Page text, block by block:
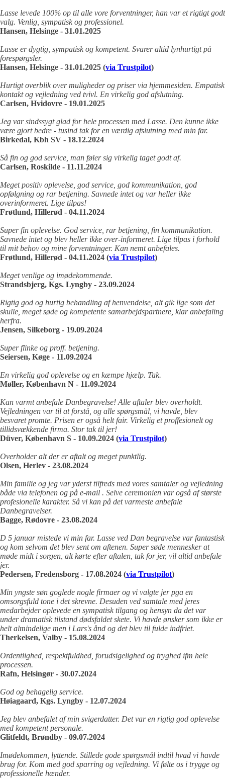
Lasse levede 100% op til alle vore forventninger, han var et rigtigt godt
valg. Venlig, sympatisk og professionel.
Hansen, Helsinge - 31.01.2025
Lasse er dygtig, sympatisk og kompetent. Svarer altid lynhurtigt på
forespørgsler.
Hansen, Helsinge - 31.01.2025 (via Trustpilot)
Hurtigt overblik over muligheder og priser via hjemmesiden. Empatisk
kontakt og vejledning ved tvivl. En virkelig god afslutning.
Carlsen, Hvidovre - 19.01.2025
Jeg var sindssygt glad for hele processen med Lasse. Den kunne ikke
være gjort bedre - tusind tak for en værdig afslutning med min far.
Birkedal, Kbh SV - 18.12.2024
Så fin og god service, man føler sig virkelig taget godt af.
Carlsen, Roskilde - 11.11.2024
Meget positiv oplevelse, god service, god kommunikation, god
opfølgning og rar betjening. Savnede intet og var heller ikke
overinformeret. Lige tilpas!
Frøtlund, Hillerød - 04.11.2024
Super fin oplevelse. God service, rar betjening, fin kommunikation.
Savnede intet og blev heller ikke over-informeret. Lige tilpas i forhold
til mit behov og mine forventninger. Kan nemt anbefales.
Frøtlund, Hillerød - 04.11.2024 (via Trustpilot)
Meget venlige og imødekommende.
Strandsbjerg, Kgs. Lyngby - 23.09.2024
Rigtig god og hurtig behandling af henvendelse, alt gik lige som det
skulle, meget søde og kompetente samarbejdspartnere, klar anbefaling
herfra.
Jensen, Silkeborg - 19.09.2024
Super flinke og proff. betjening.
Seiersen, Køge - 11.09.2024
En virkelig god oplevelse og en kæmpe hjælp. Tak.
Møller, København N - 11.09.2024
Kan varmt anbefale Danbegravelse! Alle aftaler blev overholdt.
Vejledningen var til at forstå, og alle spørgsmål, vi havde, blev
besvaret promte. Prisen er også helt fair. Virkelig et proffesionelt og
tillidsvækkende firma. Stor tak til jer!
Düver, København S - 10.09.2024 (via Trustpilot)
Overholder alt der er aftalt og meget punktlig.
Olsen, Herlev - 23.08.2024
Min familie og jeg var yderst tilfreds med vores samtaler og vejledning
både via telefonen og på e-mail . Selve ceremonien var også af største
profesionelle karakter. Så vi kan på det varmeste anbefale
Danbegravelser.
Bagge, Rødovre - 23.08.2024
D 5 januar mistede vi min far. Lasse ved Dan begravelse var fantastisk
og kom selvom det blev sent om aftenen. Super søde mennesker at
møde midt i sorgen, alt kørte efter aftalen, tak for jer, vil altid anbefale
jer.
Pedersen, Fredensborg - 17.08.2024 (via Trustpilot)
Min yngste søn goglede nogle firmaer og vi valgte jer pga en
omsorgsfuld tone i det skrevne. Desuden ved samtale med jeres
medarbejder oplevede en sympatisk tilgang og hensyn da det var
under dramatisk tilstand dødsfaldet skete. Vi havde ønsker som ikke er
helt almindelige men i Lars's ånd og det blev til fulde indfriet.
Therkelsen, Valby - 15.08.2024
Ordentlighed, respektfuldhed, forudsigelighed og tryghed ifm hele
processen.
Rafn, Helsingør - 30.07.2024
God og behagelig service.
Høiagaard, Kgs. Lyngby - 12.07.2024
Jeg blev anbefalet af min svigerdatter. Det var en rigtig god oplevelse
med kompetent personale.
Glitfeldt, Brøndby - 09.07.2024
Imødekommen, lyttende. Stillede gode spørgsmål indtil hvad vi havde
brug for. Kom med god sparring og vejledning. Vi følte os i trygge og
professionelle hænder.